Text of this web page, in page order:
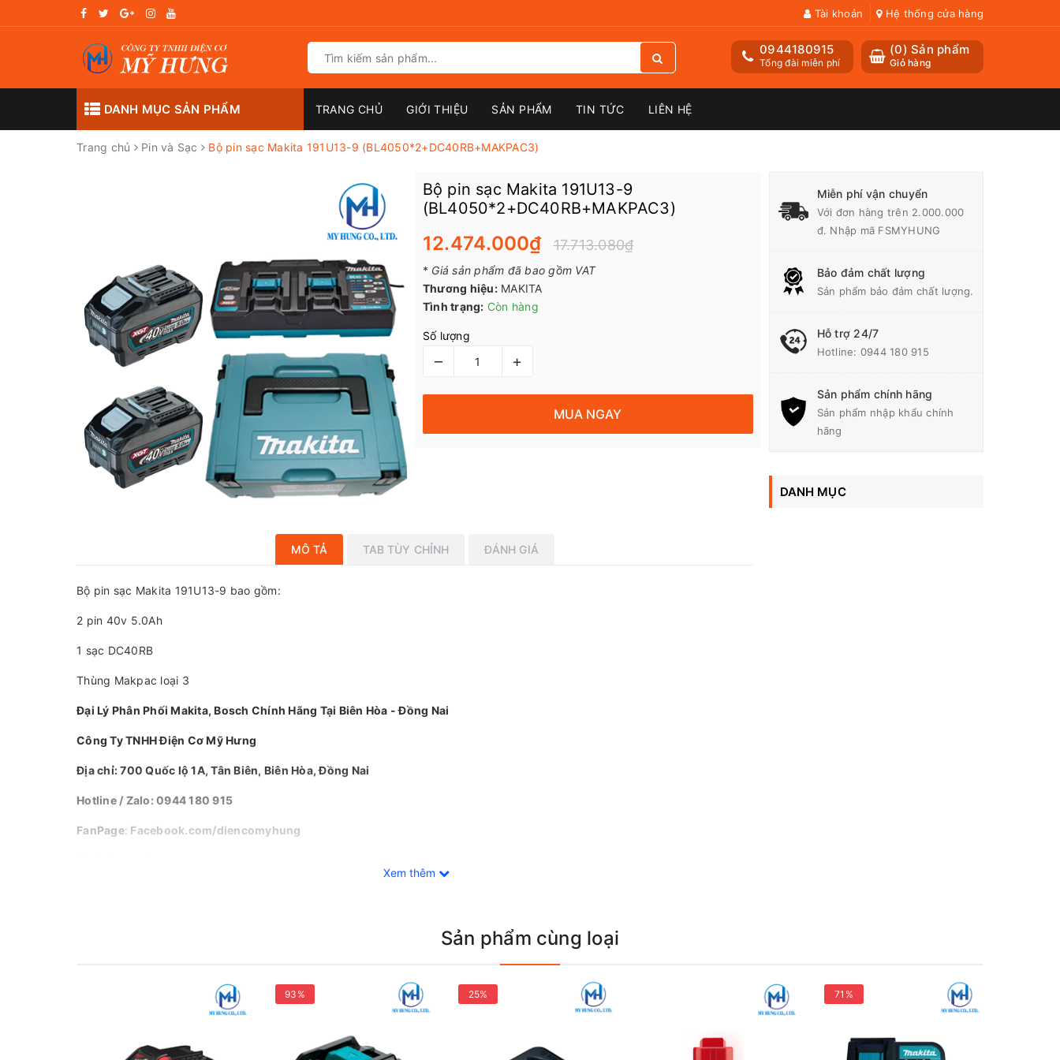
Tài khoản Hệ thống cửa hàng
(0) Sản phẩm
Giỏ hàng
0944180915
Tổng đài miễn phí
DANH MỤC SẢN PHẨM TRANG CHỦ GIỚI THIỆU SẢN PHẨM TIN TỨC LIÊN HỆ
Trang chủ Pin và Sạc Bộ pin sạc Makita 191U13-9 (BL4050*2+DC40RB+MAKPAC3)
Bộ pin sạc Makita 191U13-9
(BL4050*2+DC40RB+MAKPAC3)
12.474.000₫ 17.713.080₫
* Giá sản phẩm đã bao gồm VAT
Thương hiệu: MAKITA
Tình trạng: Còn hàng
Số lượng
– +
MUA NGAY
MÔ TẢ TAB TÙY CHỈNH ĐÁNH GIÁ
Bộ pin sạc Makita 191U13-9 bao gồm:
2 pin 40v 5.0Ah
1 sạc DC40RB
Thùng Makpac loại 3
Đại Lý Phân Phối Makita, Bosch Chính Hãng Tại Biên Hòa - Đồng Nai
Công Ty TNHH Điện Cơ Mỹ Hưng
Địa chỉ: 700 Quốc lộ 1A, Tân Biên, Biên Hòa, Đồng Nai
Hotline / Zalo: 0944 180 915
FanPage: Facebook.com/diencomyhung
Xem thêm
Miễn phí vận chuyển
Với đơn hàng trên 2.000.000
đ. Nhập mã FSMYHUNG
Bảo đảm chất lượng
Sản phẩm bảo đảm chất lượng.
Hỗ trợ 24/7
Hotline: 0944 180 915
Sản phẩm chính hãng
Sản phẩm nhập khẩu chính
hãng
DANH MỤC
Sản phẩm cùng loại
93% 25% 71%